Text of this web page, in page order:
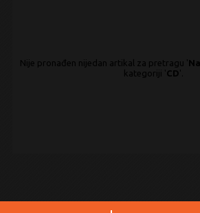
Nije pronađen nijedan artikal za pretragu '
kategoriji 'CD'.